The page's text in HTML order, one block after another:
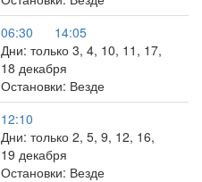
06:30
14:05
Дни: только 3, 4, 10, 11, 17,
18 декабря
Остановки: Везде
12:10
Дни: только 2, 5, 9, 12, 16,
19 декабря
Остановки: Везде